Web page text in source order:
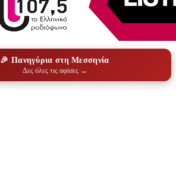
🎉 Πανηγύρια στη Μεσσηνία
Δες όλες τις αφίσες →